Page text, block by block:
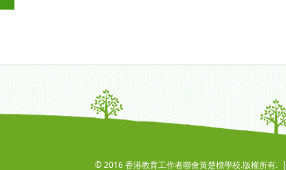
© 2016 香港教育工作者聯會黃楚標學校.版權所有. |